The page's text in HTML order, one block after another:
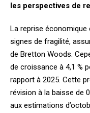
les perspectives de
La reprise
signes de fragilité,
de Bretton Woods.
de croissance à 4,1 %
rapport à 2025. Cette
révision à la baisse de
aux estimations